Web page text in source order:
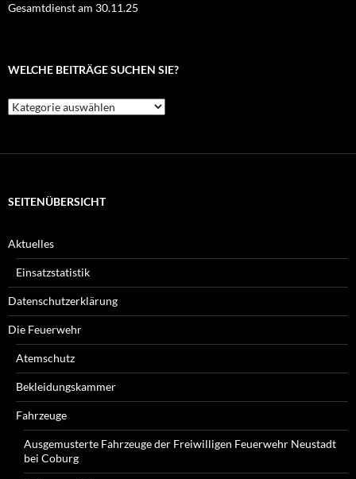
Gesamtdienst am 30.11.25
WELCHE BEITRÄGE SUCHEN SIE?
Welche
Beiträge
SEITENÜBERSICHT
Aktuelles
Einsatzstatistik
Datenschutzerklärung
Die Feuerwehr
Atemschutz
Bekleidungskammer
Fahrzeuge
Ausgemusterte Fahrzeuge der Freiwilligen Feuerwehr Neustadt
bei Coburg